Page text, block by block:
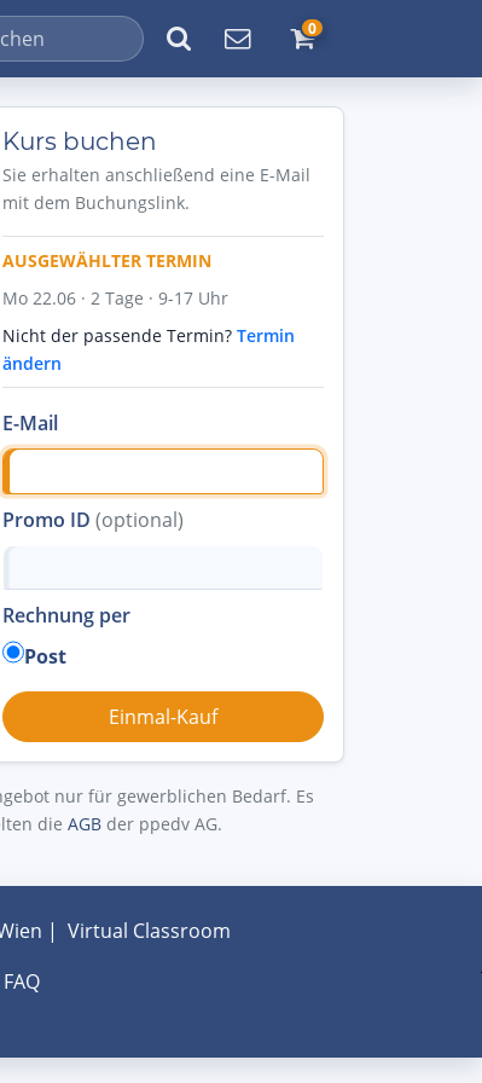
0
Kurs buchen
Sie erhalten anschließend eine E-Mail
mit dem Buchungslink.
AUSGEWÄHLTER TERMIN
Mo 22.06 · 2 Tage · 9-17 Uhr
Nicht der passende Termin? Termin
ändern
E-Mail
Promo ID (optional)
Rechnung per
Post
nur für gewerblichen Bedarf. Es
die AGB der ppedv AG.
| Virtual Classroom
FAQ